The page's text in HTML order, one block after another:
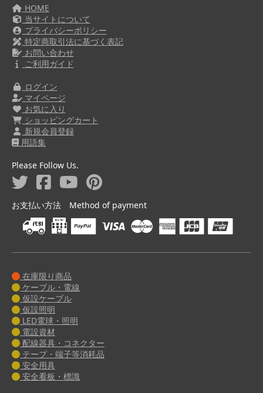
HOME
当サイトについて
プライバシーポリシー
特定商取引法に基づく表記
お問い合わせ
ご利用ガイド
ログイン
マイページ
お気に入り
ショッピングカート
新規会員登録
用語集
Please Follow Us.
お支払い方法 Method of payment
在庫限り商品
ケーブル・電線
仮設ケーブル
仮設照明
LED電球・照明
電設資材
配線器具・コネクター
テープ・端子等消耗品
安全用具
安全看板・標識